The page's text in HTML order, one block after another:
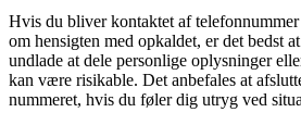
Hvis du bliver kontaktet af
om hensigten med opkaldet, er det bedst
undlade at dele personlige oplysninger
kan være risikable. Det anbefales at
nummeret, hvis du føler dig utryg ved